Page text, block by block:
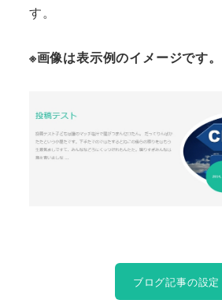
す。
※画像は表示例のイメージです。
ブログ記事の設定